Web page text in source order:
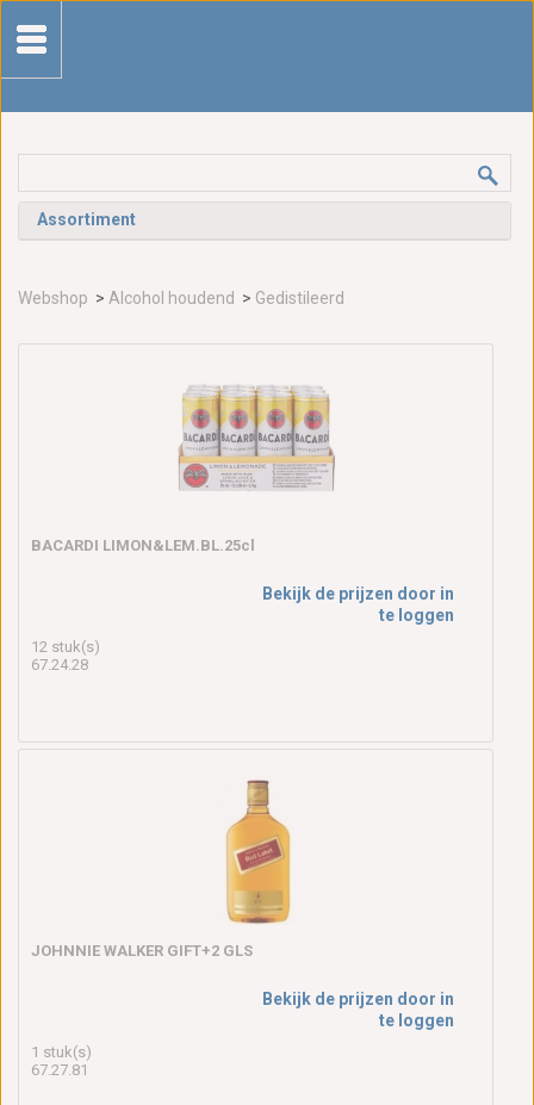
Assortiment
Webshop > Alcohol houdend > Gedistileerd
BACARDI LIMON&LEM.BL.25cl
12 stuk(s)
67.24.28
Bekijk de prijzen door in
te loggen
JOHNNIE WALKER GIFT+2 GLS
1 stuk(s)
67.27.81
Bekijk de prijzen door in
te loggen